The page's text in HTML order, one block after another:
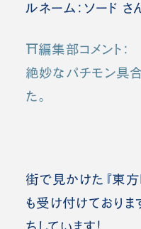
ルネーム：ソード さん
⛩️編集部コメント：
絶妙なパチモン具
た。
街で見かけた『東
も受け付けておりま
ちしています！